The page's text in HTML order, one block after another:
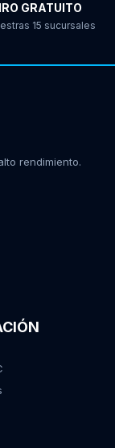
GRATUITO
15 sucursales
rendimiento.